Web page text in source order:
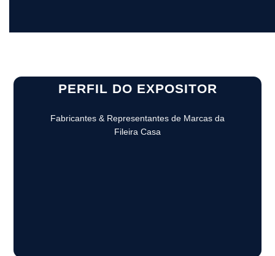
PERFIL DO EXPOSITOR
Fabricantes & Representantes de Marcas da
Fileira Casa